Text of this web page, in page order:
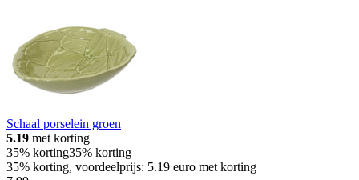
Schaal porselein groen
5.19 met korting
35% korting35% korting
35% korting, voordeelprijs: 5.19 euro met korting